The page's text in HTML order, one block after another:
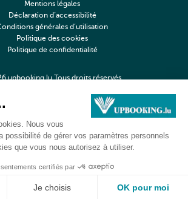
upbooking.lu Tous droits réservés
Mentions légales
Déclaration d’accessibilité
générales d’utilisation
Politique des cookies
Politique de confidentialité